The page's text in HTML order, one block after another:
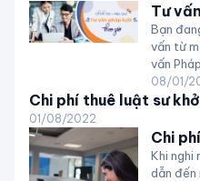
Tư
Bạn
vấn từ
vấn
08/01/
Chi phí thuê luật sư
01/08/2022
Chi
Khi nghi
dẫn đến